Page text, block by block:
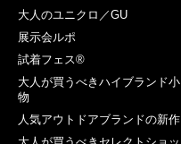
大人のユニクロ／GU
展示会ルポ
試着フェス®︎
大人が買うべきハイブランド小
物
人気アウトドアブランドの新作